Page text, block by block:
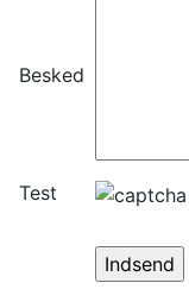
Besked
Test